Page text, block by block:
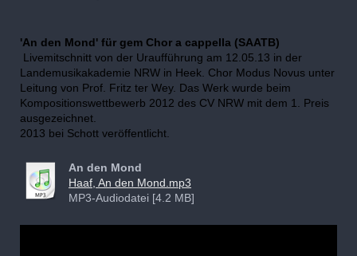
'An den Mond' für gem Chor a cappella (SAATB)
Livemitschnitt von der Uraufführung am 12.05.13 in der
Landemusikakademie NRW in Heek. Chor Modus Novus unter
Leitung von Prof. Fritz ter Wey. Das Werk wurde beim
Kompositionswettbewerb 2012 des CV NRW mit dem 1. Preis
ausgezeichnet.
2013 bei Schott veröffentlicht.
An den Mond
Haaf, An den Mond.mp3
MP3-Audiodatei [4.2 MB]